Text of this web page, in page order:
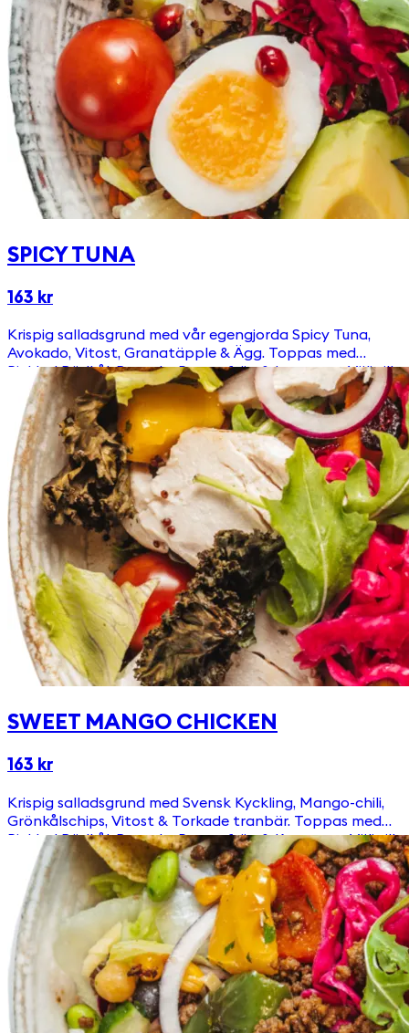
SPICY TUNA
163 kr
Krispig salladsgrund med vår egengjorda Spicy Tuna,
Avokado, Vitost, Granatäpple & Ägg. Toppas med
Picklad Rödkål, Ruccola, Pumpafrön & krutonger Välj till
en av våra goda & egengjorda dressingar!
SWEET MANGO CHICKEN
163 kr
Krispig salladsgrund med Svensk Kyckling, Mango-chili,
Grönkålschips, Vitost & Torkade tranbär. Toppas med
Picklad Rödkål, Ruccola, Pumpafrön & Krutonger Välj till
någon av våra goda & egengjorda dressingar!